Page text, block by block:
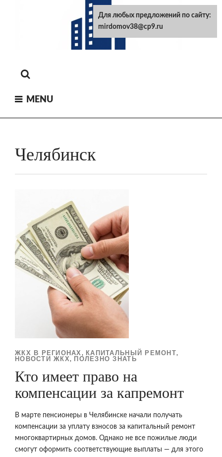
MENU
Челябинск
ЖКХ В РЕГИОНАХ, КАПИТАЛЬНЫЙ РЕМОНТ,
НОВОСТИ ЖКХ, ПОЛЕЗНО ЗНАТЬ
Кто имеет право на
компенсации за капремонт
В марте пенсионеры в Челябинске начали получать
компенсации за уплату взносов за капитальный ремонт
многоквартирных домов. Однако не все пожилые люди
смогут оформить соответствующие выплаты — для этого
Для любых предложений по сайту:
mirdomov38@cp9.ru